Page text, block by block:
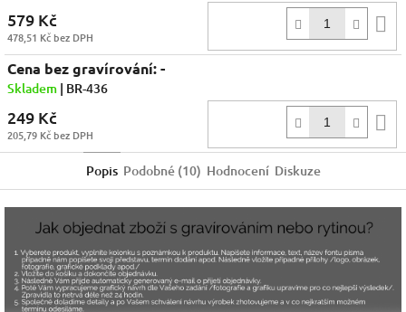
579 Kč
478,51 Kč bez DPH
Cena bez gravírování: -
Skladem | BR-436
249 Kč
205,79 Kč bez DPH
Popis Podobné (10) Hodnocení Diskuze